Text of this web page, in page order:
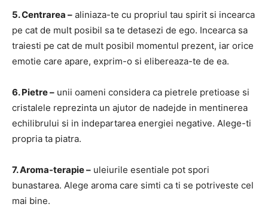
5. Centrarea – aliniaza-te cu propriul tau spirit si incearca
pe cat de mult posibil sa te detasezi de ego. Incearca sa
traiesti pe cat de mult posibil momentul prezent, iar orice
emotie care apare, exprim-o si elibereaza-te de ea.
6. Pietre – unii oameni considera ca pietrele pretioase si
cristalele reprezinta un ajutor de nadejde in mentinerea
echilibrului si in indepartarea energiei negative. Alege-ti
propria ta piatra.
7. Aroma-terapie – uleiurile esentiale pot spori
bunastarea. Alege aroma care simti ca ti se potriveste cel
mai bine.